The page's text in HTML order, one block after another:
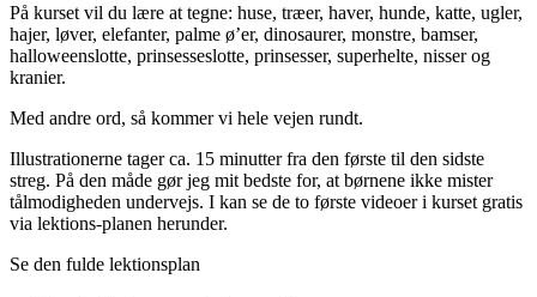
På kurset vil du lære at tegne: huse, træer, haver, hunde, katte, ugler,
hajer, løver, elefanter, palme ø’er, dinosaurer, monstre, bamser,
halloweenslotte, prinsesseslotte, prinsesser, superhelte, nisser og
kranier.
Med andre ord, så kommer vi hele vejen rundt.
Illustrationerne tager ca. 15 minutter fra den første til den sidste
streg. På den måde gør jeg mit bedste for, at børnene ikke mister
tålmodigheden undervejs. I kan se de to første videoer i kurset gratis
via lektions-planen herunder.
Se den fulde lektionsplan